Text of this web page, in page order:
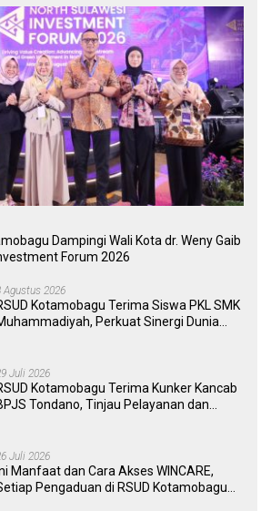
Dampingi Wali Kota dr. Weny Gaib
Forum 2026
Agustus 2026
Kotamobagu Terima Siswa PKL SMK
Perkuat Sinergi Dunia
Juli 2026
Kotamobagu Terima Kunker Kancab
Tondano, Tinjau Pelayanan dan
Juli 2026
Manfaat dan Cara Akses WINCARE,
Pengaduan di RSUD Kotamobagu